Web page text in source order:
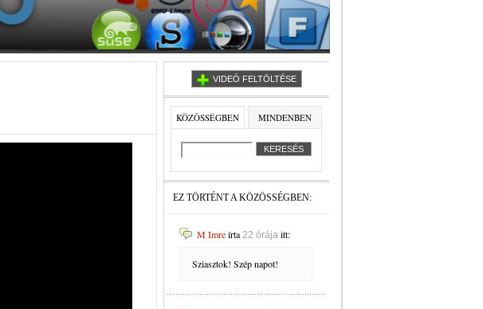
VIDEÓ FELTÖLTÉSE
KÖZÖSSÉGBEN MINDENBEN
EZ TÖRTÉNT A KÖZÖSSÉGBEN:
M Imreírta 22 órája itt:
Sziasztok! Szép napot!